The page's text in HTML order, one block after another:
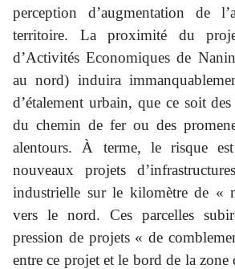
perception d’augmentation de
territoire. La proximité du
d’Activités Economiques de
au nord) induira
d’étalement urbain, que ce soit
du chemin de fer ou des
alentours. À terme, le risque
nouveaux projets
industrielle sur le kilomètre de «
vers le nord. Ces parcelles
pression de projets « de
entre ce projet et le bord de la zone